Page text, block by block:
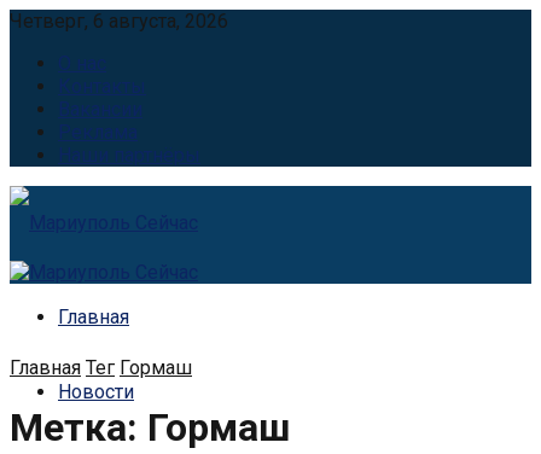
Четверг, 6 августа, 2026
О нас
Контакты
Вакансии
Реклама
Наши партнёры
Главная
Новости
Главная Тег Гормаш
Метка: Гормаш